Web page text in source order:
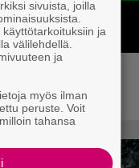
sivuista, joilla
ja
välilehdellä.
ja
myös ilman
peruste. Voit
tahansa